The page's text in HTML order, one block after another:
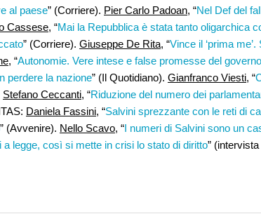
al paese” (Corriere). Pier Carlo Padoan, “Nel Def del
Cassese, “Mai la Repubblica è stata tanto oligarchica
” (Corriere). Giuseppe De Rita, “Vince il ‘prima
, “Autonomie. Vere intese e false promesse del governo
perdere la nazione” (Il Quotidiano). Gianfranco Viesti, “
Stefano Ceccanti, “Riduzione del numero dei
Daniela Fassini, “Salvini sprezzante con le reti di
” (Avvenire). Nello Scavo, “I numeri di Salvini sono un
a legge, così si mette in crisi lo stato di diritto”